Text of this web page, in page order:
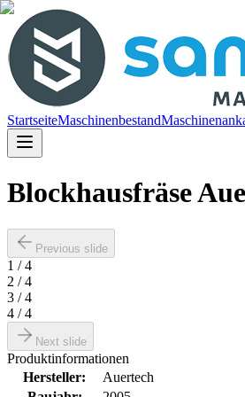
StartseiteMaschinenbestand
Blockhausfräse
Previous slide
1 /4
2 /4
3 /4
4 /4
Next slide
Produktinformationen
Hersteller:
Auertech